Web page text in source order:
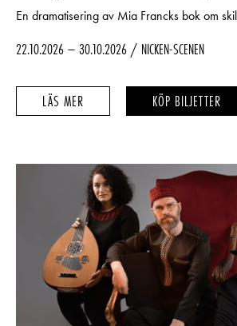
En dramatisering av Mia Francks bok om
22.10.2026 – 30.10.2026 NICKEN-SCENEN
KOMPANI
NORD:
UT
LÄS MER KOMPANI
NORD:
UT
–
KÖP BILJETTER